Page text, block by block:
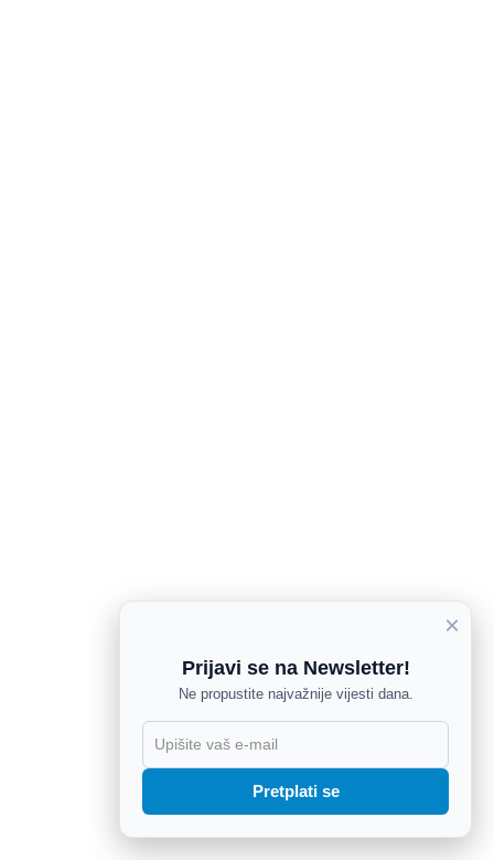
×
Prijavi se na Newsletter!
Ne propustite najvažnije vijesti dana.
Pretplati se